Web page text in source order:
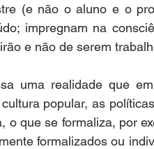
(e não o aluno e o
impregnam na
e não de serem
uma realidade que
popular, as
o que se formaliza, por
formalizados ou